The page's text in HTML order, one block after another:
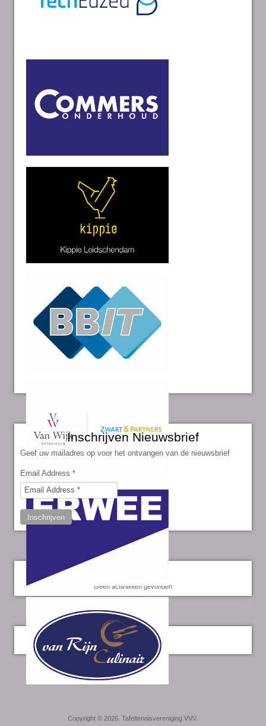
Inschrijven Nieuwsbrief
Geef uw mailadres op voor het ontvangen van de nieuwsbrief
Email Address *
Inschrijven
Geen activiteiten gevonden
Twitter
Copyright © 2026. Tafeltennisvereniging VVV.